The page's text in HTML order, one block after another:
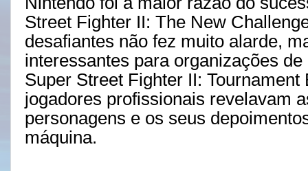
Street Fighter II: The New
desafiantes não fez muito alarde,
interessantes para organizações
Super Street Fighter II:
jogadores profissionais revelavam
personagens e os seus
máquina.